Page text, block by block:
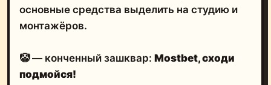
основные средства выделить на студию и
монтажёров.
🤡 — конченный зашквар: Mostbet, сходи
подмойся!